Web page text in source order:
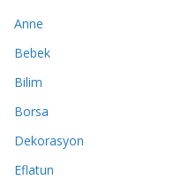
Anne
Bebek
Bilim
Borsa
Dekorasyon
Eflatun